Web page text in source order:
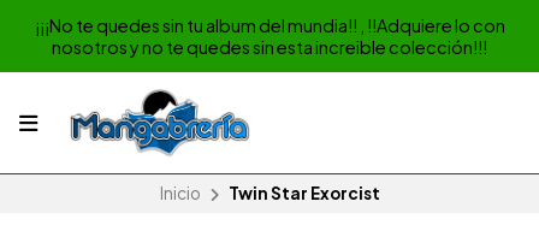
¡¡¡No te quedes sin tu album del mundia!! , !!Adquiere lo con
nosotros y no te quedes sin esta increible colección!!!
Inicio Twin Star Exorcist